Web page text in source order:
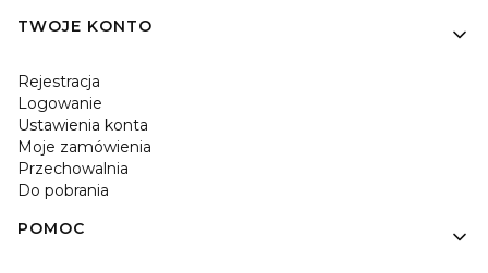
TWOJE KONTO
Rejestracja
Logowanie
Ustawienia konta
Moje zamówienia
Przechowalnia
Do pobrania
POMOC